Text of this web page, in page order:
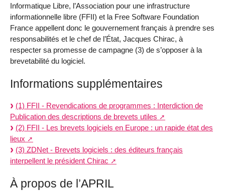
Informatique Libre, l’Association pour une infrastructure
informationnelle libre (FFII) et la Free Software Foundation
France appellent donc le gouvernement français à prendre ses
responsabilités et le chef de l’État, Jacques Chirac, à
respecter sa promesse de campagne (3) de s’opposer à la
brevetabilité du logiciel.
Informations supplémentaires
(1) FFII - Revendications de programmes : Interdiction de
Publication des descriptions de brevets utiles
(2) FFII - Les brevets logiciels en Europe : un rapide état des
lieux
(3) ZDNet - Brevets logiciels : des éditeurs français
interpellent le président Chirac
À propos de l’APRIL